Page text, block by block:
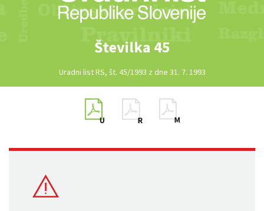
Številka 45
Uradni list RS, št. 45/1993 z dne 31. 7. 1993